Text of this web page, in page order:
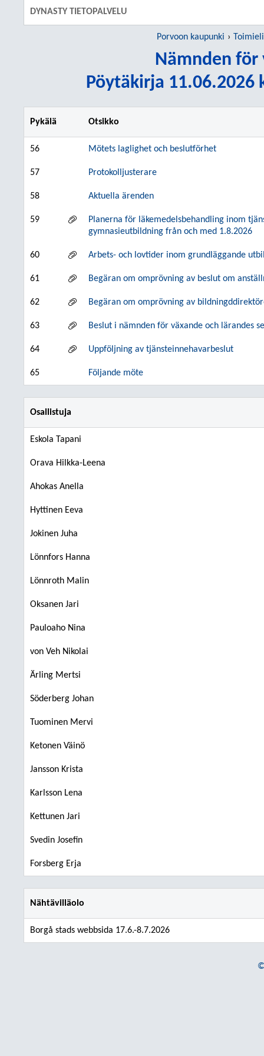
DYNASTY TIETOPALVELU
Porvoon kaupunki
Nämnden för
Pöytäkirja 11.06.2026
Pykälä Otsikko
56 Mötets laglighet och beslutförhet
57 Protokolljusterare
58 Aktuella ärenden
59
Planerna för läkemedelsbehandling inom
gymnasieutbildning från och med 1.8.2026
60 Arbets- och lovtider inom grundläggande
61 Begäran om omprövning av beslut om
62 Begäran om omprövning av
63 Beslut i nämnden för växande och lärandes
64 Uppföljning av tjänsteinnehavarbeslut
65 Följande möte
Osallistuja
Eskola Tapani
Orava Hilkka-Leena
Ahokas Anella
Hyttinen Eeva
Jokinen Juha
Lönnfors Hanna
Lönnroth Malin
Oksanen Jari
Pauloaho Nina
von Veh Nikolai
Ärling Mertsi
Söderberg Johan
Tuominen Mervi
Ketonen Väinö
Jansson Krista
Karlsson Lena
Kettunen Jari
Svedin Josefin
Forsberg Erja
Nähtävilläolo
Borgå stads webbsida 17.6.-8.7.2026